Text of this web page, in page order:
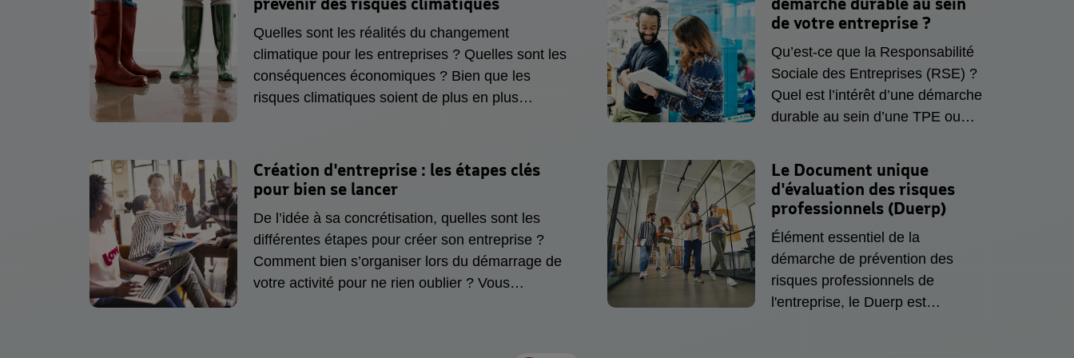
qu’employeur ? Comment
vie au travail et permettre à vos
salariés de s’épanouir
pleinement dans leur activité
professionnelle ? Quels sont les
de vos salariés ? Les questions
que vous pouvez vous poser
sont nombreuses et MAIF,
assureur des petites entreprises,
vous accompagne et vous
propose un guide complet sur
comment protéger vos salariés.
Quelles sont les réalités du changement
climatique pour les entreprises ? Quelles sont les
conséquences économiques ? Bien que les
risques climatiques soient de plus en plus
L'adaptation au changement climatique est
désormais indispensable pour ces structures.
et l’Agence LUCIE, leur propose des solutions
pratiques et concrètes afin de prévenir leurs
risques climatiques.
de votre entreprise ?
Qu’est-ce que la Responsabilité
Sociale des Entreprises (RSE) ?
Quel est l’intérêt d’une démarche
durable au sein d’une TPE ou
obligatoire ? Quelles sont les
bonnes pratiques pour améliorer
l’impact social et
? En tant que premier assureur
reconnu société à mission, MAIF
souhaite accompagner les
entreprises qui partagent ses
Création d'entreprise : les étapes clés
pour bien se lancer
De l’idée à sa concrétisation, quelles sont les
différentes étapes pour créer son entreprise ?
Comment bien s’organiser lors du démarrage de
votre activité pour ne rien oublier ? Vous
Le Document unique
d'évaluation des risques
professionnels (Duerp)
Élément essentiel de la
démarche de prévention des
risques professionnels de
l'entreprise, le Duerp est